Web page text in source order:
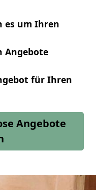
es um Ihren
Angebote
für Ihren
Angebote